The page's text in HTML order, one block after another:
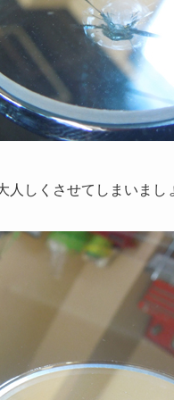
人しくさせてしまいまし